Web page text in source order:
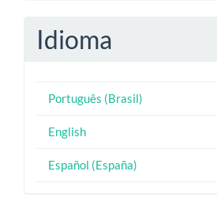
Idioma
Português (Brasil)
English
Español (España)